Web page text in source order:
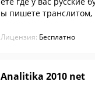
ы пишете транслитом,
анслитерацию
Лицензия: Бесплатно
Analitika 2010 net